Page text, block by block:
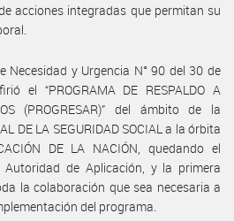
acciones integradas que permitan su
Necesidad y Urgencia N° 90 del 30 de
el “PROGRAMA DE RESPALDO A
(PROGRESAR)” del ámbito de la
DE LA SEGURIDAD SOCIAL a la órbita
DE LA NACIÓN, quedando el
Autoridad de Aplicación, y la primera
la colaboración que sea necesaria a
del programa.